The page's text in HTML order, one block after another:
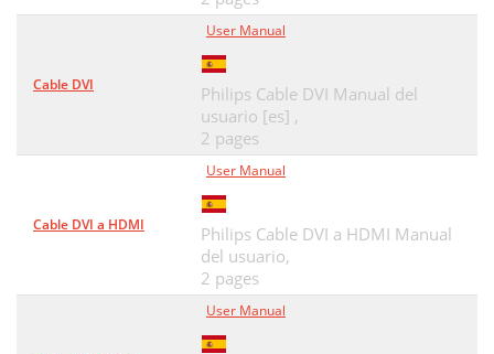
Cable DVI
User Manual
Philips Cable DVI Manual del
usuario [es] ,
2 pages
Cable DVI a HDMI
User Manual
Philips Cable DVI a HDMI Manual
del usuario,
2 pages
User Manual